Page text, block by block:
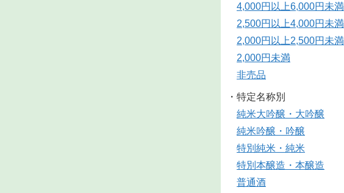
4,000円以上6,000円未満
2,500円以上4,000円未満
2,000円以上2,500円未満
2,000円未満
非売品
・特定名称別
純米大吟醸・大吟醸
純米吟醸・吟醸
特別純米・純米
特別本醸造・本醸造
普通酒